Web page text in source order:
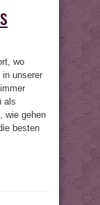
wo
in unserer
als
wie gehen
besten